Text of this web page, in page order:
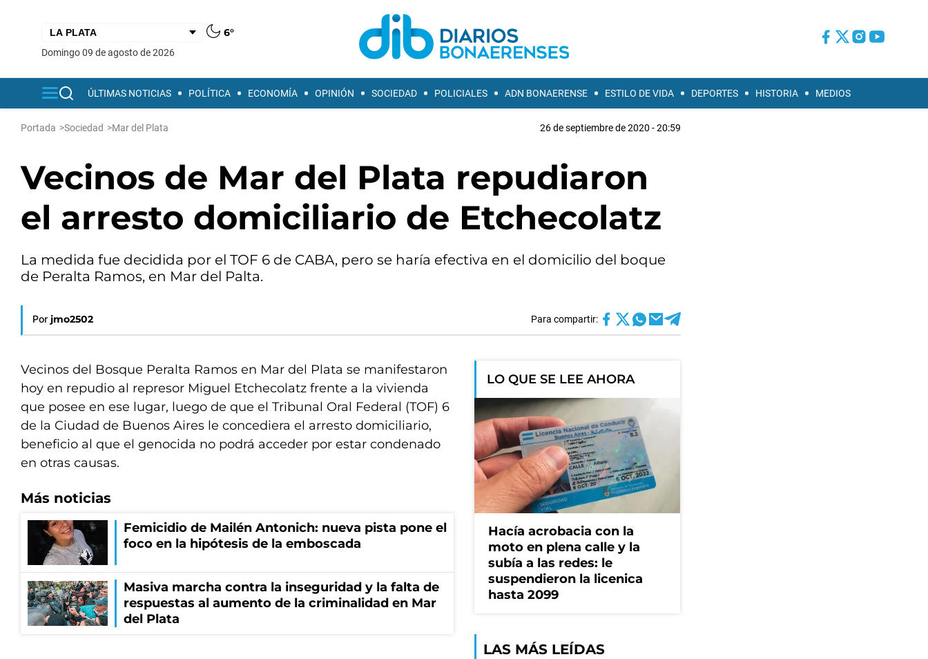
6°
domingo 09 de agosto de 2026
ÚLTIMAS NOTICIAS POLÍTICA ECONOMÍA OPINIÓN SOCIEDAD POLICIALES ADN BONAERENSE ESTILO DE VIDA DEPORTES HISTORIA MEDIOS
Portada >Sociedad >Mar del Plata 26 de septiembre de 2020 - 20:59
Vecinos de Mar del Plata repudiaron
el arresto domiciliario de Etchecolatz
La medida fue decidida por el TOF 6 de CABA, pero se haría efectiva en el domicilio del boque
de Peralta Ramos, en Mar del Palta.
Por jmo2502 Para compartir:
Vecinos del Bosque Peralta Ramos en Mar del Plata se manifestaron
hoy en repudio al represor Miguel Etchecolatz frente a la vivienda
que posee en ese lugar, luego de que el Tribunal Oral Federal (TOF) 6
de la Ciudad de Buenos Aires le concediera el arresto domiciliario,
beneficio al que el genocida no podrá acceder por estar condenado
en otras causas.
Más noticias
Femicidio de Mailén Antonich: nueva pista pone el
foco en la hipótesis de la emboscada
Masiva marcha contra la inseguridad y la falta de
respuestas al aumento de la criminalidad en Mar
del Plata
LO QUE SE LEE AHORA
Hacía acrobacia con la
moto en plena calle y la
subía a las redes: le
suspendieron la licenica
hasta 2099
LAS MÁS LEÍDAS